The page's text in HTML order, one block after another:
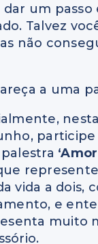
um passo
Talvez
não
a uma
participe
vida a dois,
e
muito